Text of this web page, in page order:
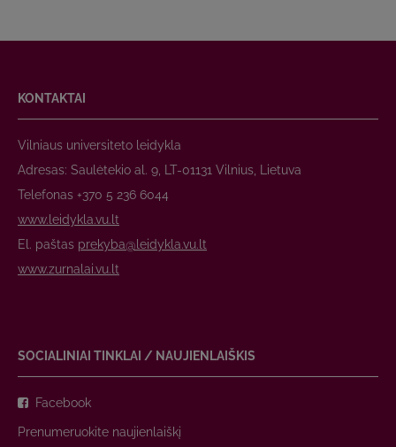
KONTAKTAI
Vilniaus universiteto leidykla
Adresas: Saulėtekio al. 9, LT-01131 Vilnius, Lietuva
Telefonas +370 5 236 6044
www.leidykla.vu.lt
El. paštas prekyba@leidykla.vu.lt
www.zurnalai.vu.lt
SOCIALINIAI TINKLAI / NAUJIENLAIŠKIS
Facebook
Prenumeruokite naujienlaiškį